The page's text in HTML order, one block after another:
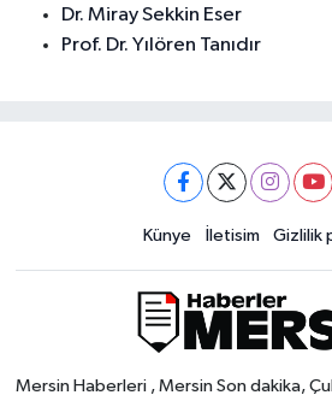
Dr. Miray Sekkin Eser
Prof. Dr. Yılören Tanıdır
Künye İletisim Gizlilik
Mersin Haberleri , Mersin Son dakika,